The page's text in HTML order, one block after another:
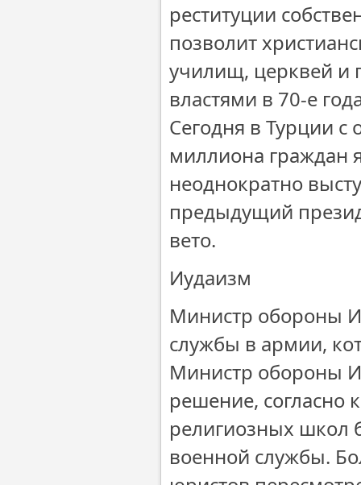
реституции
позволит
училищ, церквей и
властями в 70-е
Сегодня в Турции
миллиона граждан
неоднократно
предыдущий
вето.
Иудаизм
Министр обороны
службы в армии,
Министр обороны
решение, согласно
религиозных школ
военной службы.